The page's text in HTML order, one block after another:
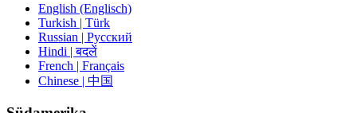
English (Englisch)
Turkish | Türk
Russian | Русский
Hindi | बदलें
French | Français
Chinese | 中国